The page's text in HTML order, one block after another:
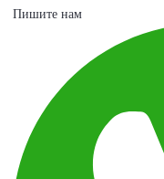
Пишите нам